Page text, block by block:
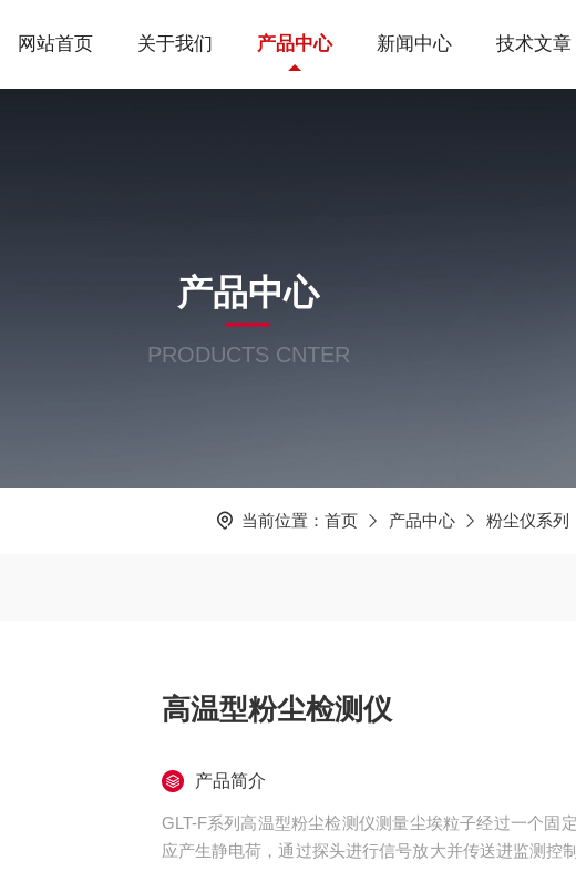
网站首页 关于我们 产品中心 新闻中心 技术文章
产品中心
PRODUCTS CNTER
当前位置： 首页 产品中心 粉尘仪系列
高温型粉尘检测仪
产品简介
GLT-F系列高温型粉尘检测仪测量尘埃粒子经过一个固
应产生静电荷，通过探头进行信号放大并传送进监测控